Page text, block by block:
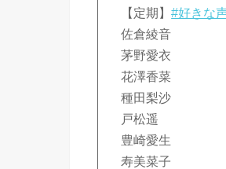
【定期】#好きな
佐倉綾音
茅野愛衣
花澤香菜
種田梨沙
戸松遥
豊崎愛生
寿美菜子